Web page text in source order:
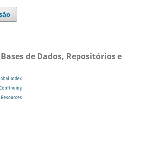
de Dados, Repositórios e